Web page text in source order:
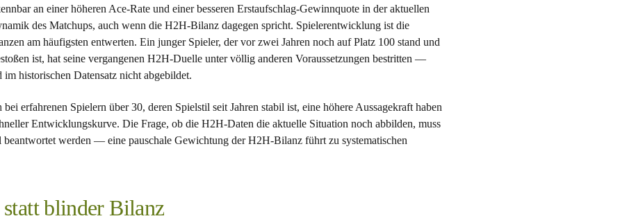
an einer höheren Ace-Rate und einer besseren Erstaufschlag-Gewinnquote in der aktuellen
des Matchups, auch wenn die H2H-Bilanz dagegen spricht. Spielerentwicklung ist die
am häufigsten entwerten. Ein junger Spieler, der vor zwei Jahren noch auf Platz 100 stand und
ist, hat seine vergangenen H2H-Duelle unter völlig anderen Voraussetzungen bestritten —
historischen Datensatz nicht abgebildet.
erfahrenen Spielern über 30, deren Spielstil seit Jahren stabil ist, eine höhere Aussagekraft haben
Entwicklungskurve. Die Frage, ob die H2H-Daten die aktuelle Situation noch abbilden, muss
werden — eine pauschale Gewichtung der H2H-Bilanz führt zu systematischen
blinder Bilanz